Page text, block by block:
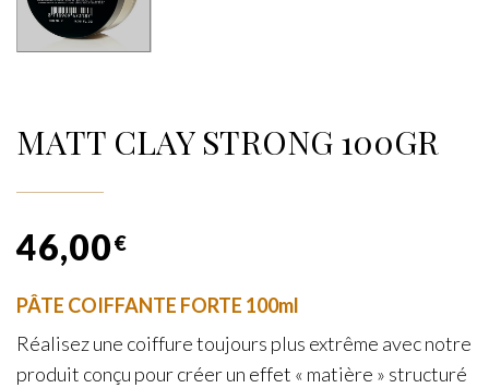
MATT CLAY STRONG 100GR
46,00€
PÂTE COIFFANTE FORTE 100ml
Réalisez une coiffure toujours plus extrême avec notre
produit conçu pour créer un effet « matière » structuré